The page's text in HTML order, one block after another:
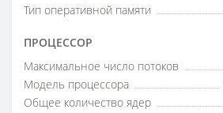
Тип оперативной памяти
ПРОЦЕССОР
Максимальное число потоков
Модель процессора
Общее количество ядер